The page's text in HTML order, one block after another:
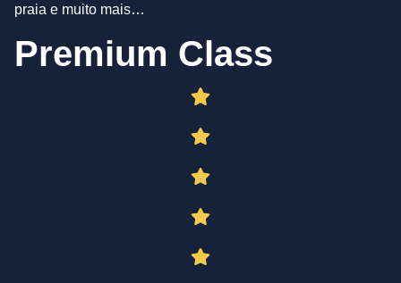
praia e muito mais…
Premium Class